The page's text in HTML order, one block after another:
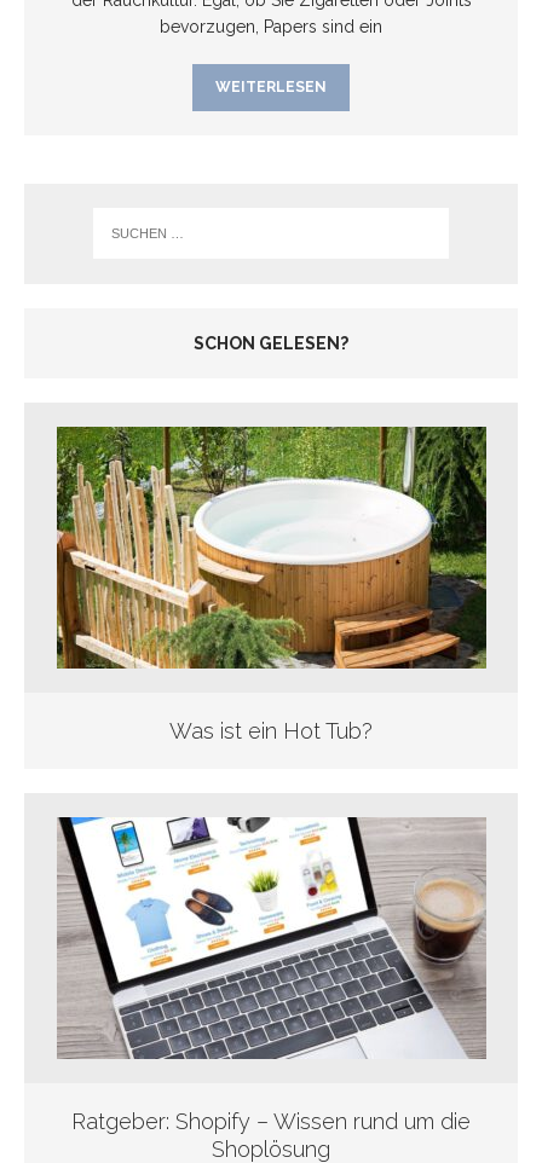
bevorzugen, Papers sind ein
WEITERLESEN
SCHON GELESEN?
Was ist ein Hot Tub?
Ratgeber: Shopify – Wissen rund um die
Shoplösung